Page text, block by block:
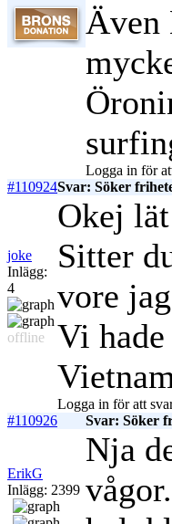
Även
Logga in för
#110924Svar: Söker
joke
Inlägg:
4
offline
Okej
Sitter
vore
Vi
Logga in för att
#110926
Svar: Söker
ErikG
Inlägg: 2399
Nja